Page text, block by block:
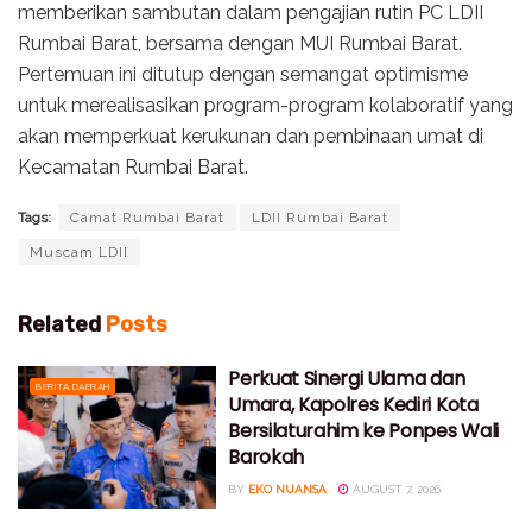
memberikan sambutan dalam pengajian rutin PC LDII
Rumbai Barat, bersama dengan MUI Rumbai Barat.
Pertemuan ini ditutup dengan semangat optimisme
untuk merealisasikan program-program kolaboratif yang
akan memperkuat kerukunan dan pembinaan umat di
Kecamatan Rumbai Barat.
Tags: Camat Rumbai Barat LDII Rumbai Barat
Muscam LDII
Related Posts
BERITA DAERAH
Perkuat Sinergi Ulama dan
Umara, Kapolres Kediri Kota
Bersilaturahim ke Ponpes Wali
Barokah
BY EKO NUANSA AUGUST 7, 2026